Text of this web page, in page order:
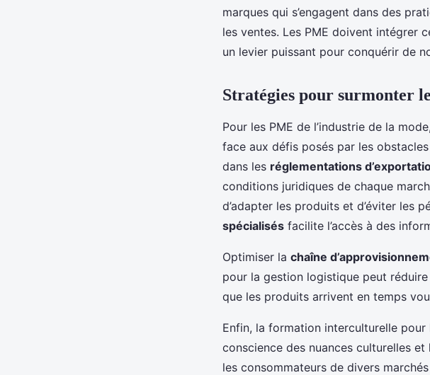
marques qui s’engagent dans des
les ventes. Les PME doivent intégrer
un levier puissant pour conquérir de
Stratégies pour surmonter
Pour les PME de l’industrie de la
face aux défis posés par les
dans les réglementations
conditions juridiques de chaque
d’adapter les produits et d’éviter les
spécialisés facilite l’accès à des
Optimiser la chaîne
pour la gestion logistique peut
que les produits arrivent en temps
Enfin, la formation interculturelle
conscience des nuances culturelles
les consommateurs de divers